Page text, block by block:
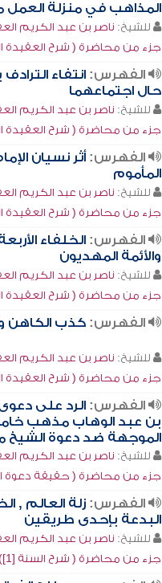
المذاهب في منزلة العمل
للشيخ: ناصر بن عبد الكريم
جزء من محاضرة ( شرح العقيدة
الفهرس: انتفاء
حال اجتماعهما
للشيخ: ناصر بن عبد الكريم
جزء من محاضرة ( شرح العقيدة
الفهرس: أثر نسيان
المأموم
للشيخ: ناصر بن عبد الكريم
جزء من محاضرة ( شرح العقيدة
الفهرس: الخلفاء
والأئمة المهديون
للشيخ: ناصر بن عبد الكريم
جزء من محاضرة ( شرح العقيدة
الفهرس: كذب الكاهن
للشيخ: ناصر بن عبد الكريم
جزء من محاضرة ( شرح العقيدة
الفهرس: الرد على
بن عبد الوهاب مذهب
الموجهة ضد دعوة الشيخ
للشيخ: ناصر بن عبد الكريم
جزء من محاضرة ( حقيقة دعوة
الفهرس: زلة العالم ,
البدعة بإحدى طريقين
للشيخ: ناصر بن عبد الكريم
جزء من محاضرة ( شرح السنة [1])